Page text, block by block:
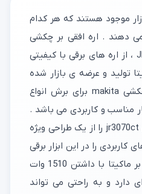
موجود هستند که هر کدام
می دهند . اره افقی بر چکشی
ماکیتا JR3070CT MAKITA ، از اره های برقی با کیفیتی
تولید و عرضه ی بازار شده
است . این اره افقی بر چکشی makita برای برش انواع
مناسب و کاربردی می باشد .
شرکت ماکیتا اره برقی مدل jr3070ct را از یک طراحی ویژه
را در این ابزار برقی
جای داده است . اره افقی بر ماکیتا با داشتن 1510 وات
دارد و به راحتی می تواند